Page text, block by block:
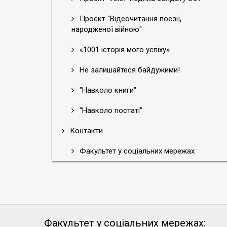
Проєкт "Відеочитання поезії,
народженої війною"
«1001 історія мого успіху»
Не залишайтеся байдужими!
"Навколо книги"
"Навколо постаті"
Контакти
Факультет у соціальних мережах
Факультет у соціальних мережах: